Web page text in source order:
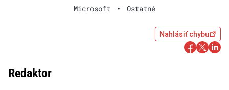
Microsoft • Ostatné
Nahlásiť chybu
Redaktor